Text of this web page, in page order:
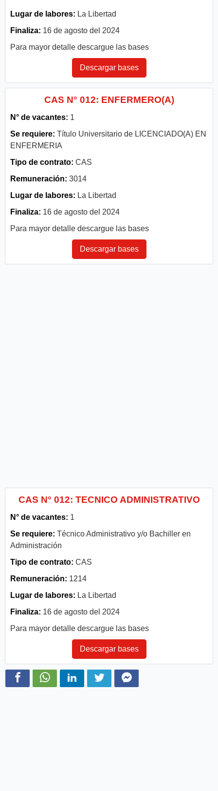
Lugar de labores: La Libertad
Finaliza: 16 de agosto del 2024
Para mayor detalle descargue las bases
Descargar bases
CAS N° 012: ENFERMERO(A)
N° de vacantes: 1
Se requiere: Título Universitario de LICENCIADO(A) EN
ENFERMERIA
Tipo de contrato: CAS
Remuneración: 3014
Lugar de labores: La Libertad
Finaliza: 16 de agosto del 2024
Para mayor detalle descargue las bases
Descargar bases
CAS N° 012: TECNICO ADMINISTRATIVO
N° de vacantes: 1
Se requiere: Técnico Administrativo y/o Bachiller en
Administración
Tipo de contrato: CAS
Remuneración: 1214
Lugar de labores: La Libertad
Finaliza: 16 de agosto del 2024
Para mayor detalle descargue las bases
Descargar bases